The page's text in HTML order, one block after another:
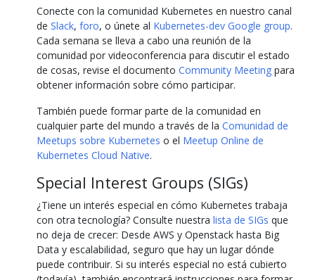
Conecte con la comunidad Kubernetes en nuestro canal
de Slack, foro, o únete al Kubernetes-dev Google group.
Cada semana se lleva a cabo una reunión de la
comunidad por videoconferencia para discutir el estado
de cosas, revise el documento Community Meeting para
obtener información sobre cómo participar.
También puede formar parte de la comunidad en
cualquier parte del mundo a través de la Comunidad de
Meetups sobre Kubernetes o el Meetup Online de
Kubernetes Cloud Native.
Special Interest Groups (SIGs)
¿Tiene un interés especial en cómo Kubernetes trabaja
con otra tecnología? Consulte nuestra lista de SIGs que
no deja de crecer: Desde AWS y Openstack hasta Big
Data y escalabilidad, seguro que hay un lugar dónde
puede contribuir. Si su interés especial no está cubierto